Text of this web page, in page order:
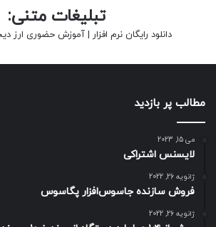
تبلیغات متنی:
دانلود رایگان نرم افزار | آموزش حضوری ارز
مطالب پر بازدید
می 15, 2023
لایسنس اشتراکی
ژانویه 26, 2022
فروش سازنده جاسوس‌افزار پگاسوس
ژانویه 26, 2022